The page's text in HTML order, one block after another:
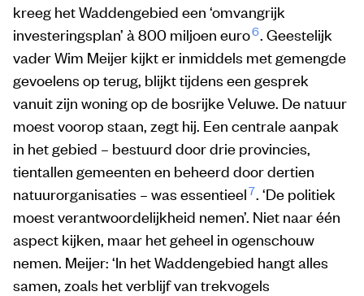
kreeg het Waddengebied een ‘omvangrijk
investeringsplan’ à 800 miljoen euro6. Geestelijk
vader Wim Meijer kijkt er inmiddels met gemengde
gevoelens op terug, blijkt tijdens een gesprek
vanuit zijn woning op de bosrijke Veluwe. De natuur
moest voorop staan, zegt hij. Een centrale aanpak
in het gebied – bestuurd door drie provincies,
tientallen gemeenten en beheerd door dertien
natuurorganisaties – was essentieel7. ‘De politiek
moest verantwoordelijkheid nemen’. Niet naar één
aspect kijken, maar het geheel in ogenschouw
nemen. Meijer: ‘In het Waddengebied hangt alles
samen, zoals het verblijf van trekvogels